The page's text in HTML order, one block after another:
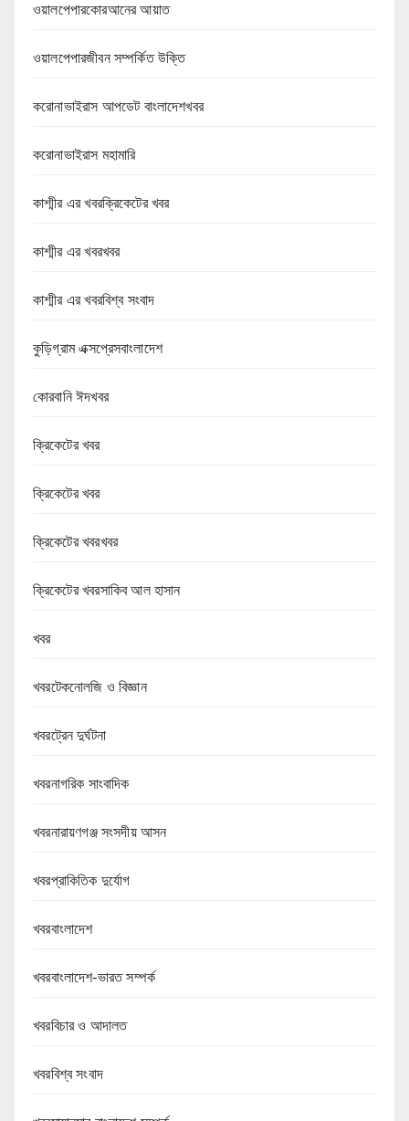
ওয়ালপেপারকোরআনের আয়াত
ওয়ালপেপারজীবন সম্পর্কিত উক্তি
করোনাভাইরাস আপডেট বাংলাদেশখবর
করোনাভাইরাস মহামারি
কাশ্মীর এর খবরক্রিকেটের খবর
কাশ্মীর এর খবরখবর
কাশ্মীর এর খবরবিশ্ব সংবাদ
কুড়িগ্রাম এক্সপ্রেসবাংলাদেশ
কোরবানি ঈদখবর
ক্রিকেটের খবর
ক্রিকেটের খবর
ক্রিকেটের খবরখবর
ক্রিকেটের খবরসাকিব আল হাসান
খবর
খবরটেকনোলজি ও বিজ্ঞান
খবরট্রেন দুর্ঘটনা
খবরনাগরিক সাংবাদিক
খবরনারায়ণগঞ্জ সংসদীয় আসন
খবরপ্রাকিতিক দুর্যোগ
খবরবাংলাদেশ
খবরবাংলাদেশ-ভারত সম্পর্ক
খবরবিচার ও আদালত
খবরবিশ্ব সংবাদ